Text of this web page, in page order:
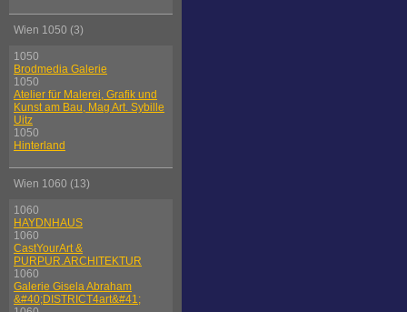
Wien 1050 (3)
1050
Brodmedia Galerie
1050
Atelier für Malerei, Grafik und
Kunst am Bau, Mag Art. Sybille
Uitz
1050
Hinterland
Wien 1060 (13)
1060
HAYDNHAUS
1060
CastYourArt &
PURPUR.ARCHITEKTUR
1060
Galerie Gisela Abraham
&#40;DISTRICT4art&#41;